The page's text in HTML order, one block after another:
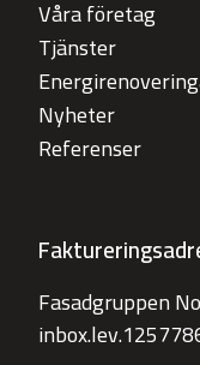
Våra företag
Tjänster
Nyheter
Referenser
Fasadgruppen